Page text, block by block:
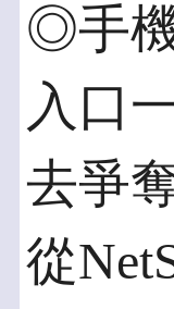
◎手
入口
去爭
從